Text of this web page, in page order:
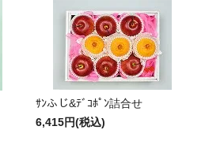
ｻﾝふじ&ﾃﾞｺﾎﾟﾝ詰合せ
6,415円(税込)